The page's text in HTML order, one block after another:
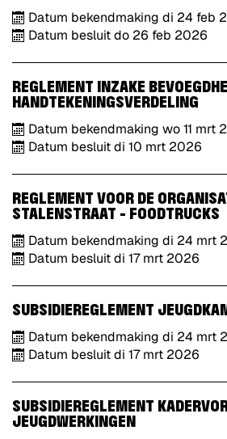
Datum bekendmaking di 24 feb
Datum besluitdo 26 feb 2026
REGLEMENT INZAKE
HANDTEKENINGSVERDELING
Datum bekendmaking wo11 mrt
Datum besluitdi 10 mrt 2026
REGLEMENT VOOR DE
STALENSTRAAT - FOODTRUCKS
Datum bekendmaking di 24 mrt
Datum besluitdi 17 mrt 2026
SUBSIDIEREGLEMENT
Datum bekendmaking di 24 mrt
Datum besluitdi 17 mrt 2026
SUBSIDIEREGLEMENT
JEUGDWERKINGEN